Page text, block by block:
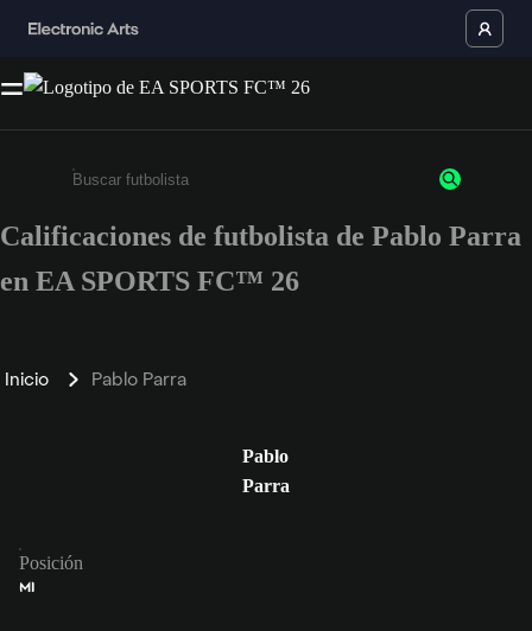
Ingresa un mínimo de 3 caracteres o números
Calificaciones de futbolista de Pablo Parra
en EA SPORTS FC™ 26
Inicio Pablo Parra
Pablo
Parra
Posición
MI